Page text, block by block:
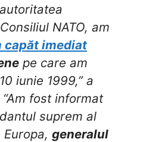
NATO, am
capăt imediat
pe care am
iunie 1999,” a
fost informat
suprem al
generalul